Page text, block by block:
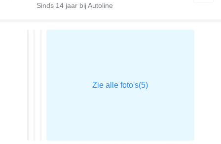
Sinds 14 jaar bij Autoline